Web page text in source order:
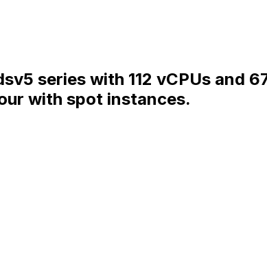
series with 112 vCPUs
with spot instances.